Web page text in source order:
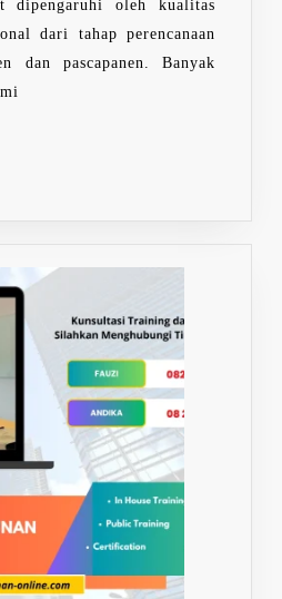
dipengaruhi oleh kualitas
dari tahap perencanaan
dan pascapanen. Banyak